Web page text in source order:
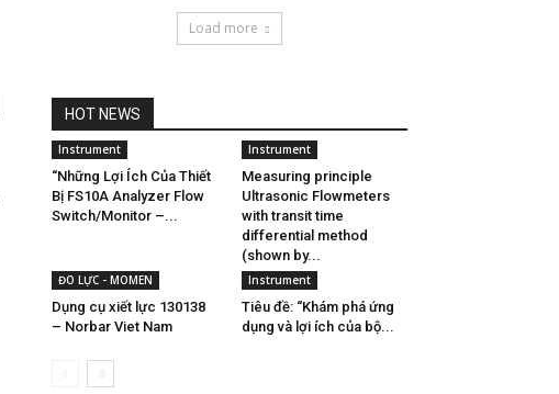
Load more
HOT NEWS
Instrument
“Những Lợi Ích Của Thiết
Bị FS10A Analyzer Flow
Switch/Monitor –...
Instrument
Measuring principle
Ultrasonic Flowmeters
with transit time
differential method
(shown by...
ĐO LỰC - MOMEN
Dụng cụ xiết lực 130138
– Norbar Viet Nam
Instrument
Tiêu đề: “Khám phá ứng
dụng và lợi ích của bộ...